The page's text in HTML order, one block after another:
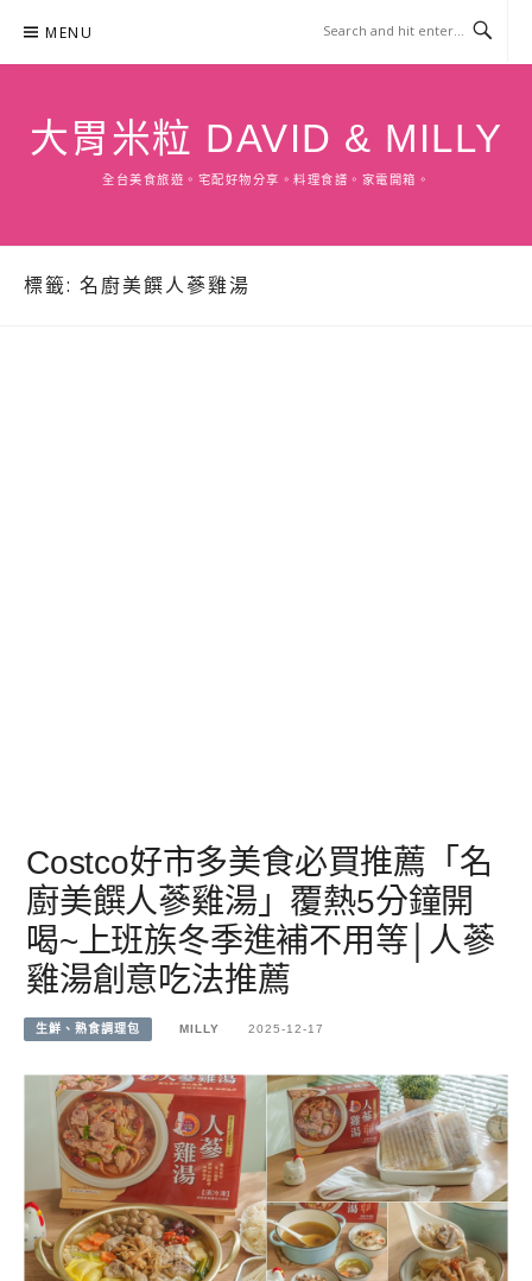
content
MENU
大胃米粒 DAVID & MILLY
全台美食旅遊。宅配好物分享。料理食譜。家電開箱。
標籤: 名廚美饌人蔘雞湯
Costco好市多美食必買推薦「名
廚美饌人蔘雞湯」覆熱5分鐘開
喝~上班族冬季進補不用等│人蔘
雞湯創意吃法推薦
生鮮、熟食調理包 MILLY 2025-12-17